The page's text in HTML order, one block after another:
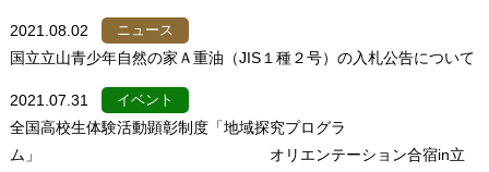
2021.08.02 ニュース
国立立山青少年自然の家Ａ重油（JIS１種２号）の入札公告について
2021.07.31 イベント
全国高校生体験活動顕彰制度「地域探究プログラ
ム」 オリエンテーション合宿in立